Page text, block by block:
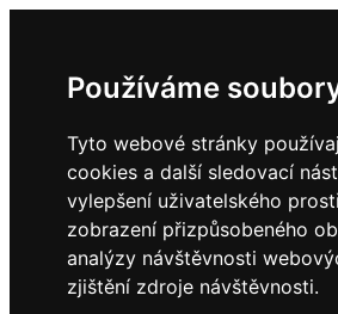
Používáme
Tyto webové stránky
cookies a další sledovací
vylepšení uživatelského
zobrazení přizpůsobeného
analýzy návštěvnosti
zjištění zdroje návštěvnosti.